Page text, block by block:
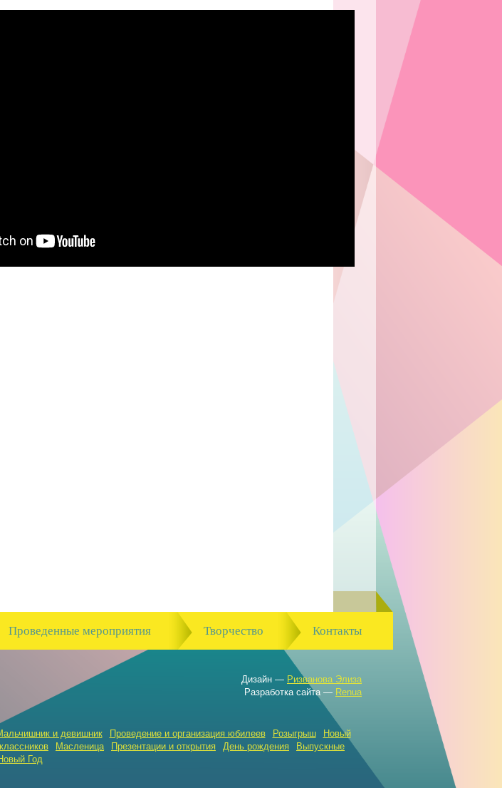
Проведенные мероприятия Творчество Контакты
Дизайн — Ризванова Элиза
Разработка сайта — Renua
и девишник Проведение и организация юбилеев Розыгрыш
Новый
Масленица Презентации и открытия День рождения
Выпускные
Год